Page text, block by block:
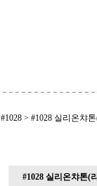
#1028 > #1028 실리온챠
#1028 실리온챠톤(